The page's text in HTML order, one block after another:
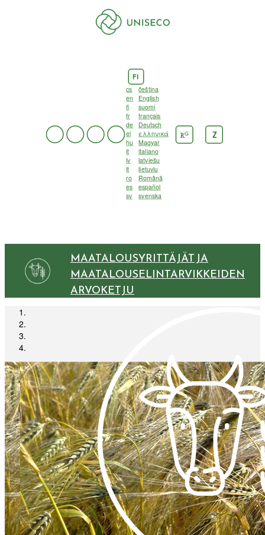
FI
cs
čeština
en
English
fi
suomi
fr
français
de
Deutsch
el
ελληνικά
hu
Magyar
it
italiano
lv
latviešu
lt
lietuvių
ro
Română
es
español
sv
svenska
RG Z
MAATALOUSYRITTÄJÄT JA
MAATALOUSELINTARVIKKEIDEN
ARVOKETJU